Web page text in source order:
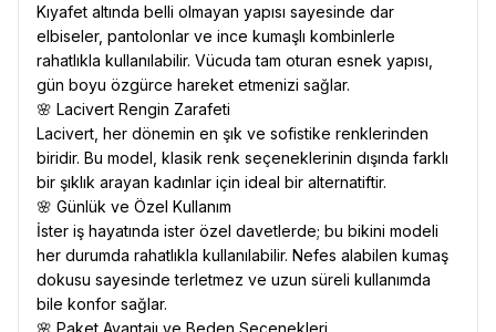
Kıyafet altında belli olmayan yapısı sayesinde dar
elbiseler, pantolonlar ve ince kumaşlı kombinlerle
rahatlıkla kullanılabilir. Vücuda tam oturan esnek yapısı,
gün boyu özgürce hareket etmenizi sağlar.
🌸 Lacivert Rengin Zarafeti
Lacivert, her dönemin en şık ve sofistike renklerinden
biridir. Bu model, klasik renk seçeneklerinin dışında farklı
bir şıklık arayan kadınlar için ideal bir alternatiftir.
🌸 Günlük ve Özel Kullanım
İster iş hayatında ister özel davetlerde; bu bikini modeli
her durumda rahatlıkla kullanılabilir. Nefes alabilen kumaş
dokusu sayesinde terletmez ve uzun süreli kullanımda
bile konfor sağlar.
🌸 Paket Avantajı ve Beden Seçenekleri